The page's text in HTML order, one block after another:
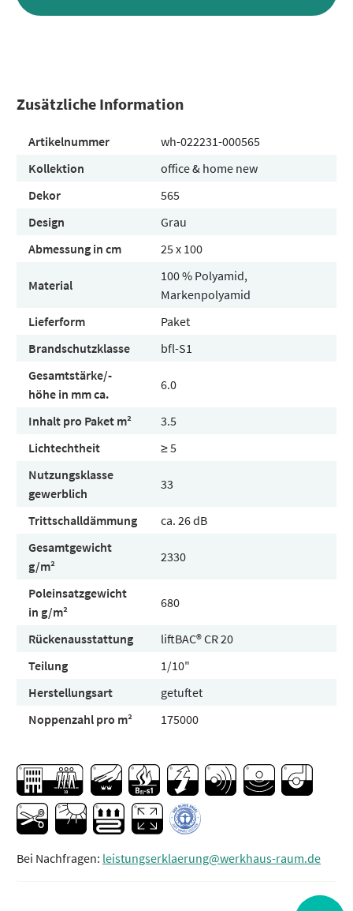
Zusätzliche Information
Artikelnummer
wh-022231-000565
Kollektion
office & home new
Dekor
565
Design
Grau
Abmessung in cm
25 x 100
Material
100 % Polyamid,
Markenpolyamid
Lieferform
Paket
Brandschutzklasse
bfl-S1
Gesamtstärke/-
höhe in mm ca.
6.0
Inhalt pro Paket m²
3.5
Lichtechtheit
≥ 5
Nutzungsklasse
gewerblich
33
Trittschalldämmung
ca. 26 dB
Gesamtgewicht
g/m²
2330
Poleinsatzgewicht
in g/m²
680
Rückenausstattung
liftBAC® CR 20
Teilung
1/10"
Herstellungsart
getuftet
Noppenzahl pro m²
175000
Bei Nachfragen: leistungserklaerung@werkhaus-raum.de